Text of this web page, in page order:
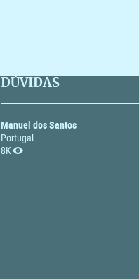
DÚVIDAS
Manuel dos Santos
Portugal
8K